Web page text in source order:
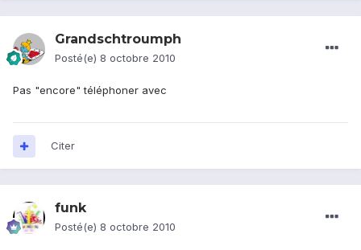
Grandschtroumph
Posté(e) 8 octobre 2010
Pas "encore" téléphoner avec
Citer
funk
Posté(e) 8 octobre 2010